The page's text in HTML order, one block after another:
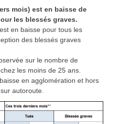
mois) est en baisse de
les blessés graves.
en baisse pour tous les
des blessés graves
sur le nombre de
les moins de 25 ans.
en agglomération et hors
autoroute.